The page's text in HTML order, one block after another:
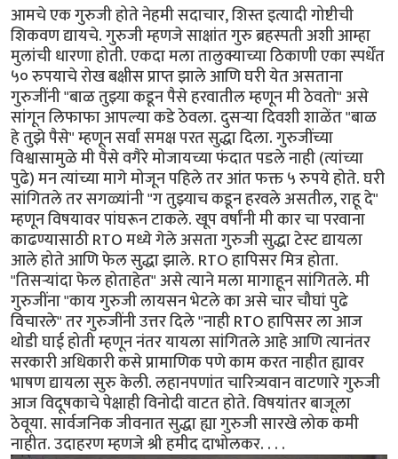
आमचे एक गुरुजी होते नेहमी सदाचार, शिस्त इत्यादी गोष्टीची
शिकवण द्यायचे. गुरुजी म्हणजे साक्षांत गुरु ब्रहस्पती अशी आम्हा
मुलांची धारणा होती. एकदा मला तालुक्याच्या ठिकाणी एका स्पर्धेंत
५० रुपयाचे रोख बक्षीस प्राप्त झाले आणि घरी येत असताना
गुरुजींनी "बाळ तुझ्या कडून पैसे हरवातील म्हणून मी ठेवतो" असे
सांगून लिफाफा आपल्या कडे ठेवला. दुसऱ्या दिवशी शाळेंत "बाळ
हे तुझे पैसे" म्हणून सर्वां समक्ष परत सुद्धा दिला. गुरुजींच्या
विश्वासामुळे मी पैसे वगैरे मोजायच्या फंदात पडले नाही (त्यांच्या
पुढे) मन त्यांच्या मागे मोजून पहिले तर आंत फक्त ५ रुपये होते. घरी
सांगितले तर सगळ्यांनी "ग तुझ्याच कडून हरवले असतील, राहू दे"
म्हणून विषयावर पांघरून टाकले. खूप वर्षांनी मी कार चा परवाना
काढण्यासाठी RTO मध्ये गेले असता गुरुजी सुद्धा टेस्ट द्यायला
आले होते आणि फेल सुद्धा झाले. RTO हापिसर मित्र होता.
"तिसऱ्यांदा फेल होताहेत" असे त्याने मला मागाहून सांगितले. मी
गुरुजींना "काय गुरुजी लायसन भेटले का असे चार चौघां पुढे
विचारले" तर गुरुजींनी उत्तर दिले "नाही RTO हापिसर ला आज
थोडी घाई होती म्हणून नंतर यायला सांगितले आहे आणि त्यानंतर
सरकारी अधिकारी कसे प्रामाणिक पणे काम करत नाहीत ह्यावर
भाषण द्यायला सुरु केली. लहानपणांत चारित्र्यवान वाटणारे गुरुजी
आज विदूषकाचे पेक्षाही विनोदी वाटत होते. विषयांतर बाजूला
ठेवूया. सार्वजनिक जीवनात सुद्धा ह्या गुरुजी सारखे लोक कमी
नाहीत. उदाहरण म्हणजे श्री हमीद दाभोलकर. . . .